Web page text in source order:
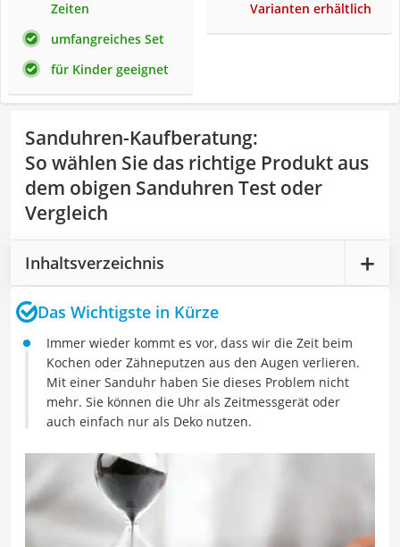
Zeiten
umfangreiches Set
für Kinder geeignet
Varianten erhältlich
Sanduhren-Kaufberatung:
So wählen Sie das richtige Produkt aus
dem obigen Sanduhren Test oder
Vergleich
Inhaltsverzeichnis
Das Wichtigste in Kürze
Immer wieder kommt es vor, dass wir die Zeit beim
Kochen oder Zähneputzen aus den Augen verlieren.
Mit einer Sanduhr haben Sie dieses Problem nicht
mehr. Sie können die Uhr als Zeitmessgerät oder
auch einfach nur als Deko nutzen.